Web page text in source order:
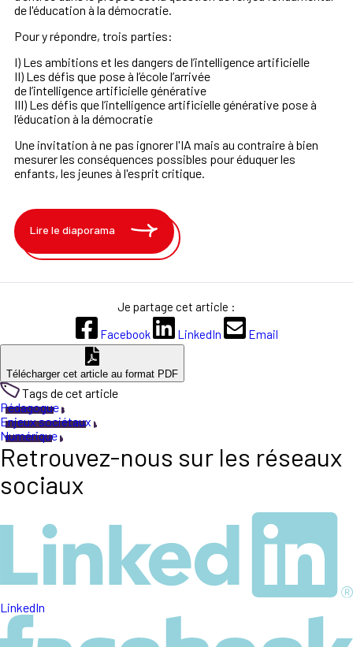
de l'éducation à la démocratie.
Pour y répondre, trois parties:
I) Les ambitions et les dangers del’intelligenceartificielle
II) Les défis que poseà l’école l’arrivée
del’intelligenceartificielle générative
III) Les défis quel’intelligenceartificielle générative pose à
l’éducation à la démocratie
Une invitation à ne pas ignorer l'IA mais au contraire à bien
mesurer les conséquences possibles pour éduquer les
enfants, les jeunes à l'esprit critique.
Lire le diaporama
Je partage cet article :
Facebook
LinkedIn Email
Télécharger cet article au format PDF
Tags de cet article
Pédagogue
Enjeux sociétaux
Numérique
Retrouvez-nous sur les réseaux
sociaux
LinkedIn